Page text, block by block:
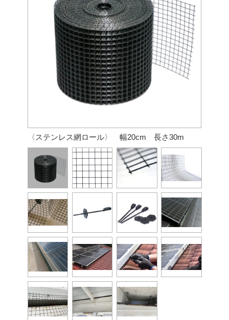
〈ステンレス網ロール〉 幅20cm 長さ30m